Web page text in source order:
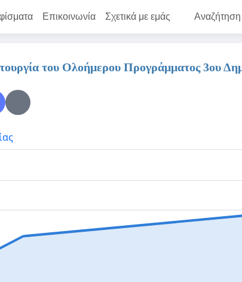
Επικοινωνία Σχετικά με εμάς Αναζήτηση
του Ολοήμερου Προγράμματος 3ου